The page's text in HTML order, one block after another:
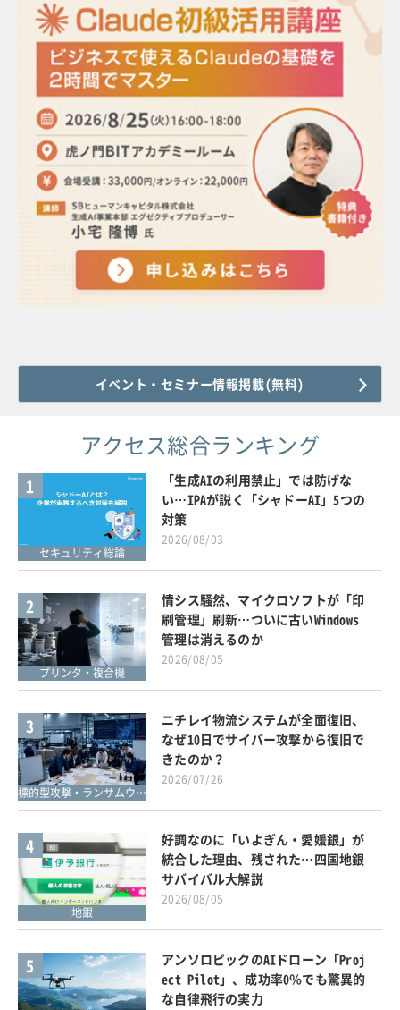
イベント・セミナー情報掲載(無料)
アクセス総合ランキング
1
セキュリティ総論
「生成AIの利用禁止」では防げな
い…IPAが説く「シャドーAI」5つの
対策
2026/08/03
2
プリンタ・複合機
情シス騒然、マイクロソフトが「印
刷管理」刷新…ついに古いWindows
管理は消えるのか
2026/08/05
3
標的型攻撃・ランサムウェア対策
ニチレイ物流システムが全面復旧、
なぜ10日でサイバー攻撃から復旧で
きたのか？
2026/07/26
4
地銀
好調なのに「いよぎん・愛媛銀」が
統合した理由、残された…四国地銀
サバイバル大解説
2026/08/05
5
アンソロピックのAIドローン「Proj
ect Pilot」、成功率0％でも驚異的
な自律飛行の実力